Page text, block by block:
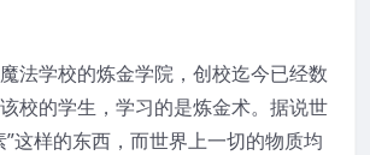
法学校的炼金学院，创校迄今已经数
校的学生，学习的是炼金术。据说世
”这样的东西，而世界上一切的物质均